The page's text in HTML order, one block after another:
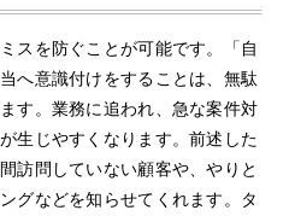
スを防ぐことが可能です。「自
へ意識付けをすることは、無駄
す。業務に追われ、急な案件対
生じやすくなります。前述した
訪問していない顧客や、やりと
グなどを知らせてくれます。タ